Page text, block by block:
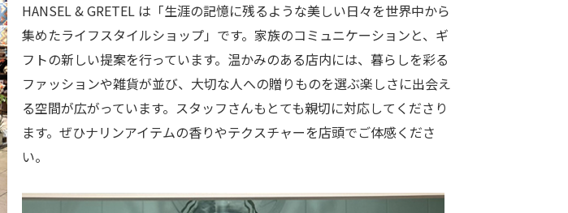
HANSEL & GRETEL は「生涯の記憶に残るような美しい日々を世界中から
集めたライフスタイルショップ」です。家族のコミュニケーションと、ギ
フトの新しい提案を行っています。温かみのある店内には、暮らしを彩る
ファッションや雑貨が並び、大切な人への贈りものを選ぶ楽しさに出会え
る空間が広がっています。スタッフさんもとても親切に対応してくださり
ます。ぜひナリンアイテムの香りやテクスチャーを店頭でご体感くださ
い。